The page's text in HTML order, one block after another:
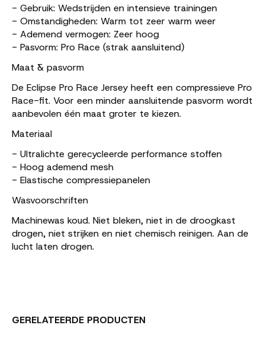
- Gebruik: Wedstrijden en intensieve trainingen
- Omstandigheden: Warm tot zeer warm weer
- Ademend vermogen: Zeer hoog
- Pasvorm: Pro Race (strak aansluitend)
Maat & pasvorm
De Eclipse Pro Race Jersey heeft een compressieve Pro
Race-fit. Voor een minder aansluitende pasvorm wordt
aanbevolen één maat groter te kiezen.
Materiaal
- Ultralichte gerecycleerde performance stoffen
- Hoog ademend mesh
- Elastische compressiepanelen
Wasvoorschriften
Machinewas koud. Niet bleken, niet in de droogkast
drogen, niet strijken en niet chemisch reinigen. Aan de
lucht laten drogen.
GERELATEERDE PRODUCTEN